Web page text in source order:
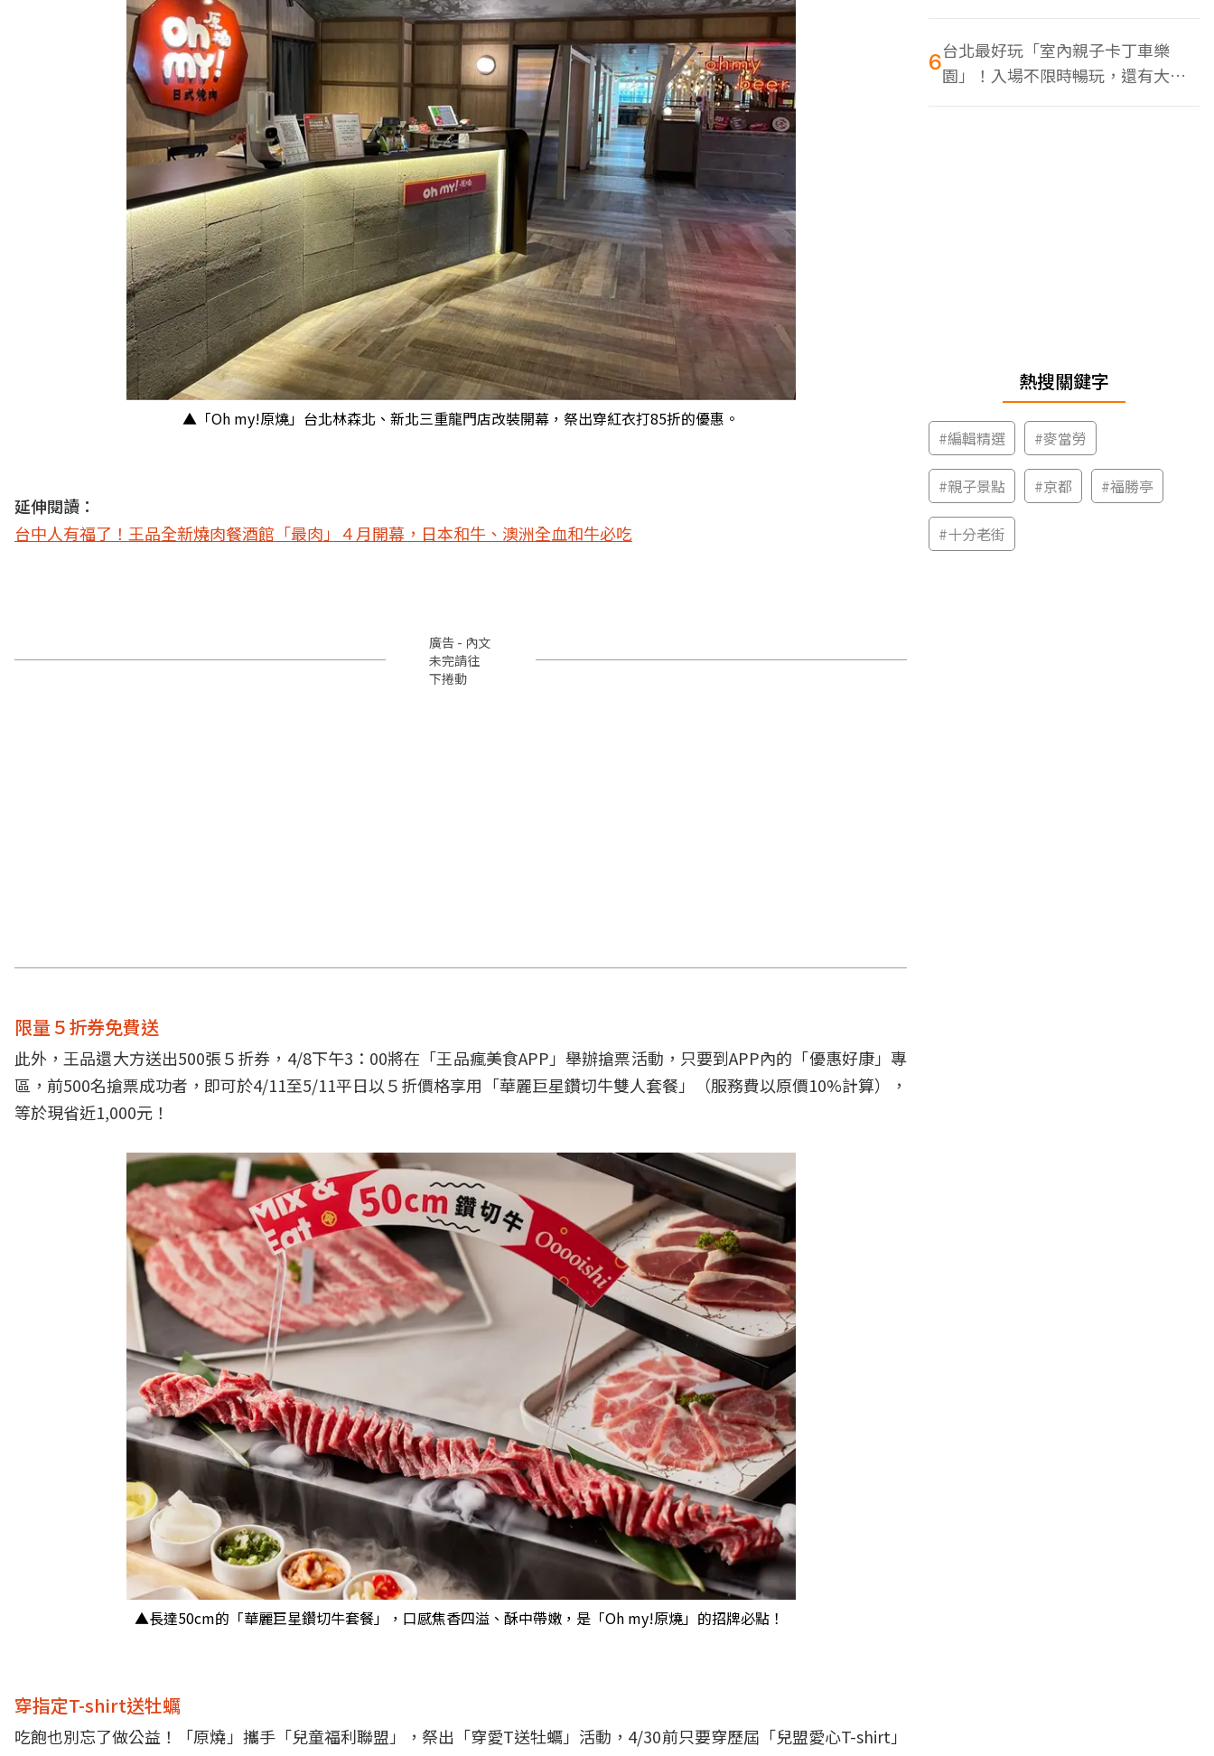
▲「Oh my!原燒」台北林森北、新北三重龍門店改裝開幕，祭出穿紅衣打85折的優惠。
延伸閱讀：
台中人有福了！王品全新燒肉餐酒館「最肉」４月開幕，日本和牛、澳洲全血和牛必吃
廣告 - 內文
未完請往
下捲動
限量５折券免費送
此外，王品還大方送出500張５折券，4/8下午3：00將在「王品瘋美食APP」舉辦搶票活動，只要到APP內的「優惠好康」專
區，前500名搶票成功者，即可於4/11至5/11平日以５折價格享用「華麗巨星鑽切牛雙人套餐」（服務費以原價10%計算），
等於現省近1,000元！
▲長達50cm的「華麗巨星鑽切牛套餐」，口感焦香四溢、酥中帶嫩，是「Oh my!原燒」的招牌必點！
穿指定T-shirt送牡蠣
吃飽也別忘了做公益！「原燒」攜手「兒童福利聯盟」，祭出「穿愛T送牡蠣」活動，4/30前只要穿歷屆「兒盟愛心T-shirt」
同框
6台北最好玩「室內親子卡丁車樂
園」！入場不限時暢玩，還有大螢
幕Switch遊戲區
熱搜關鍵字
#編輯精選 #麥當勞
#親子景點 #京都 #福勝亭
#十分老街